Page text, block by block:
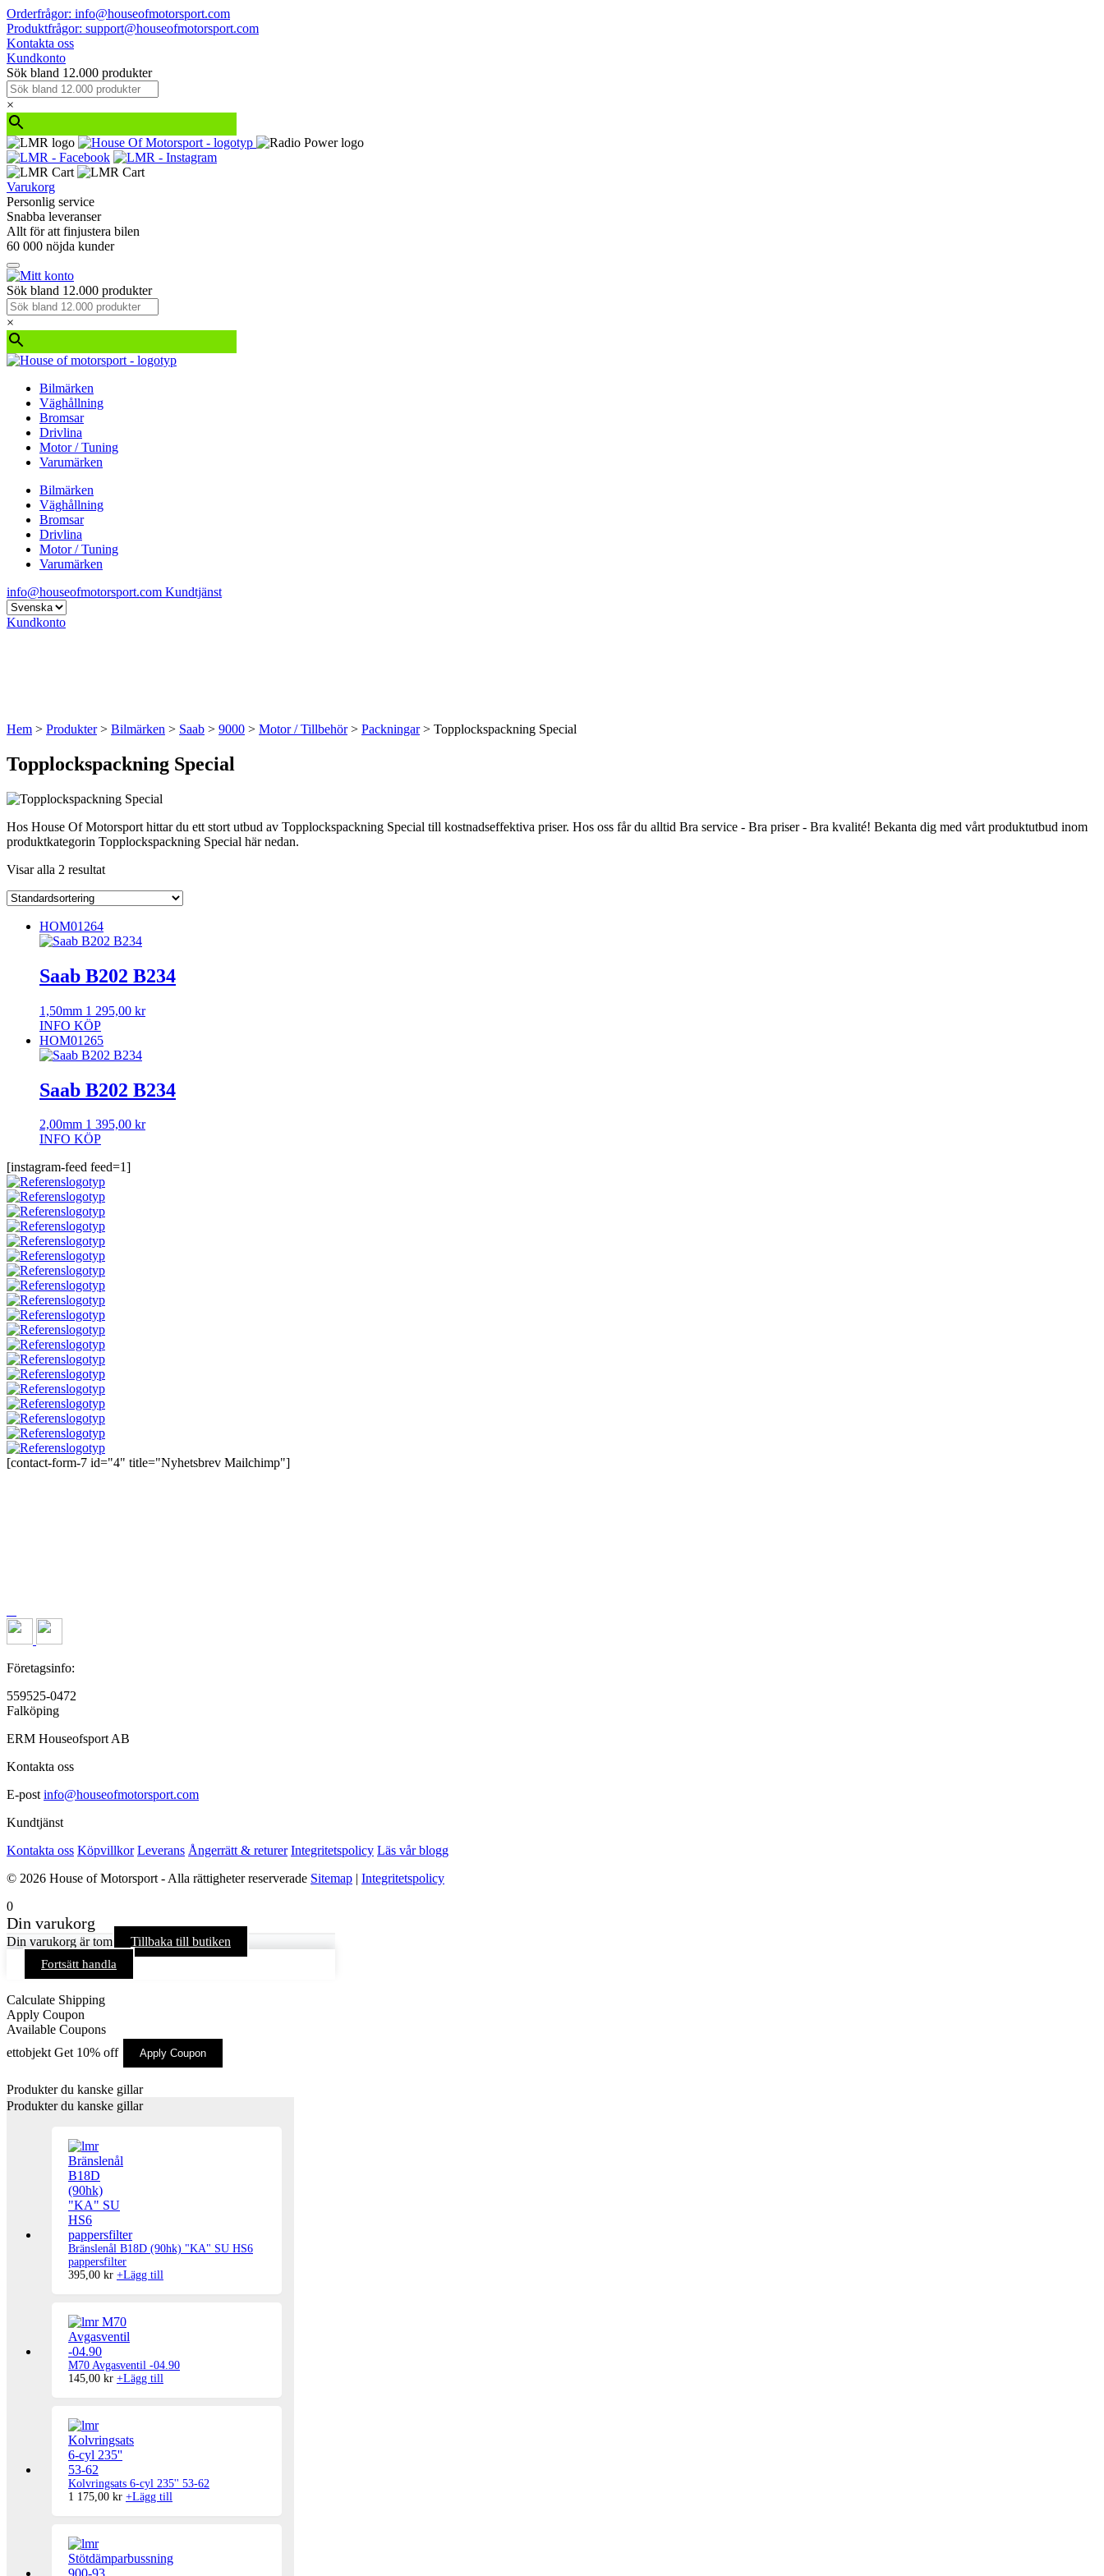
Orderfrågor: info@houseofmotorsport.com
Produktfrågor: support@houseofmotorsport.com
Kontakta oss
Kundkonto
Sök bland 12.000 produkter
×
Varukorg
Personlig service
Snabba leveranser
Allt för att finjustera bilen
60 000 nöjda kunder
Sök bland 12.000 produkter
×
Bilmärken
Väghållning
Bromsar
Drivlina
Motor / Tuning
Varumärken
Bilmärken
Väghållning
Bromsar
Drivlina
Motor / Tuning
Varumärken
info@houseofmotorsport.com Kundtjänst
Kundkonto
Hem > Produkter> Bilmärken > Saab > 9000 > Motor / Tillbehör> Packningar> Topplockspackning Special
Topplockspackning Special
Hos House Of Motorsport hittar du ett stort utbud av Topplockspackning Special till kostnadseffektiva priser. Hos oss får du alltid Bra service - Bra priser - Bra kvalité! Bekanta dig med vårt produktutbud inom
produktkategorin Topplockspackning Special här nedan.
Visar alla 2 resultat
HOM01264
Saab B202 B234
1,50mm 1 295,00 kr
INFO KÖP
HOM01265
Saab B202 B234
2,00mm 1 395,00 kr
INFO KÖP
[instagram-feed feed=1]
[contact-form-7 id="4" title="Nyhetsbrev Mailchimp"]
Företagsinfo:
559525-0472
Falköping
ERM Houseofsport AB
Kontakta oss
E-post info@houseofmotorsport.com
Kundtjänst
Kontakta oss Köpvillkor Leverans Ångerrätt & returer Integritetspolicy Läs vår blogg
© 2026 House of Motorsport - Alla rättigheter reserverade Sitemap | Integritetspolicy
0
Din varukorg
Din varukorg är tom Tillbaka till butiken
Fortsätt handla
Calculate Shipping
Apply Coupon
Available Coupons
ettobjekt Get 10% off Apply Coupon
Produkter du kanske gillar
Produkter du kanske gillar
Bränslenål B18D (90hk) "KA" SU HS6
pappersfilter
395,00 kr +Lägg till
M70 Avgasventil -04.90
145,00 kr +Lägg till
Kolvringsats 6-cyl 235'' 53-62
1 175,00 kr +Lägg till